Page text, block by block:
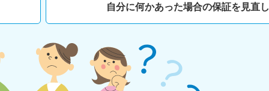
自分に何かあった場合の保証を見直